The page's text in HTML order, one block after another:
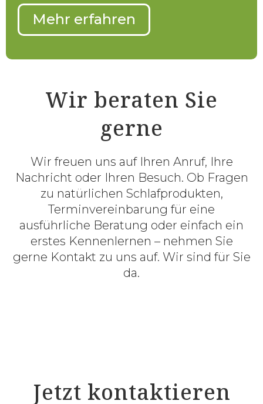
Mehr erfahren
Wir beraten Sie
gerne
Wir freuen uns auf Ihren Anruf, Ihre
Nachricht oder Ihren Besuch. Ob Fragen
zu natürlichen Schlafprodukten,
Terminvereinbarung für eine
ausführliche Beratung oder einfach ein
erstes Kennenlernen – nehmen Sie
gerne Kontakt zu uns auf. Wir sind für Sie
da.
Jetzt kontaktieren